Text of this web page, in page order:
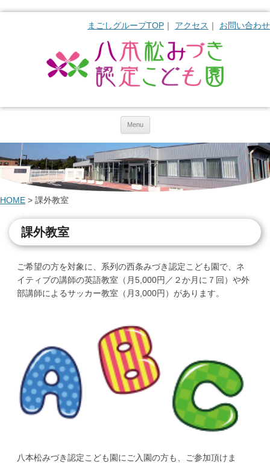
まごしグループTOP アクセス お問い合わせ
Menu
HOME > 課外教室
課外教室
ご希望の方を対象に、系列の西条みづき認定こども園で、ネ
イティブの講師の英語教室（月5,000円／２か月に７回）や外
部講師によるサッカー教室（月3,000円）があります。
八本松みづき認定こども園にご入園の方も、ご参加頂けま